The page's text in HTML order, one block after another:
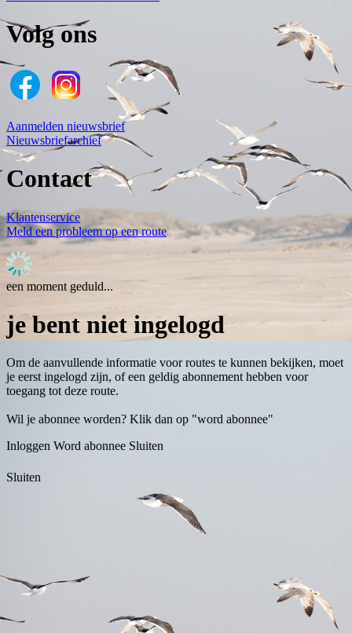
Volg ons
Aanmelden nieuwsbrief
Nieuwsbriefarchief
Contact
Klantenservice
Meld een probleem op een route
een moment geduld...
je bent niet ingelogd
Om de aanvullende informatie voor routes te kunnen bekijken, moet
je eerst ingelogd zijn, of een geldig abonnement hebben voor
toegang tot deze route.
Wil je abonnee worden? Klik dan op "word abonnee"
Inloggen Word abonnee Sluiten
Sluiten